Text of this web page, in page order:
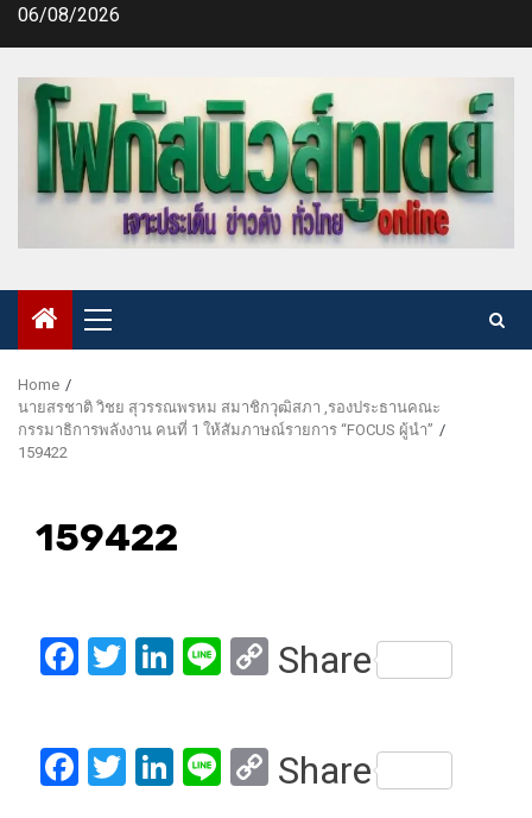
Skip06/08/2026
Primary
Menu
Home
นายสรชาติ วิชย สุวรรณพรหม สมาชิกวุฒิสภา ,รองประธานคณะ
กรรมาธิการพลังงาน คนที่ 1 ให้สัมภาษณ์รายการ “FOCUS ผู้นำ”
159422
159422
Facebook
Twitter
LinkedIn
LineCopy
Share
Facebook
Twitter
LinkedIn
LineCopy
Share